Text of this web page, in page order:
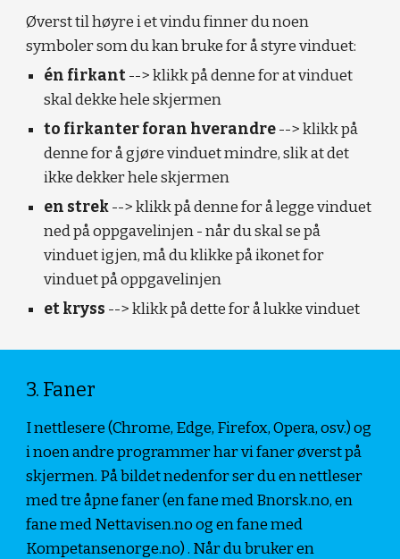
Øverst til høyre i et vindu finner du noen
symboler som du kan bruke for å styre vinduet:
én firkant --> klikk på denne for at vinduet
skal dekke hele skjermen
to firkanter foran hverandre --> klikk på
denne for å gjøre vinduet mindre, slik at det
ikke dekker hele skjermen
en strek --> klikk på denne for å legge vinduet
ned på oppgavelinjen - når du skal se på
vinduet igjen, må du klikke på ikonet for
vinduet på oppgavelinjen
et kryss --> klikk på dette for å lukke vinduet
3. Faner
I nettlesere (Chrome, Edge, Firefox, Opera, osv.) og
i noen andre programmer har vi faner øverst på
skjermen. På bildet nedenfor ser du en nettleser
med tre åpne faner (en fane med Bnorsk.no, en
fane med Nettavisen.no og en fane med
Kompetansenorge.no) . Når du bruker en